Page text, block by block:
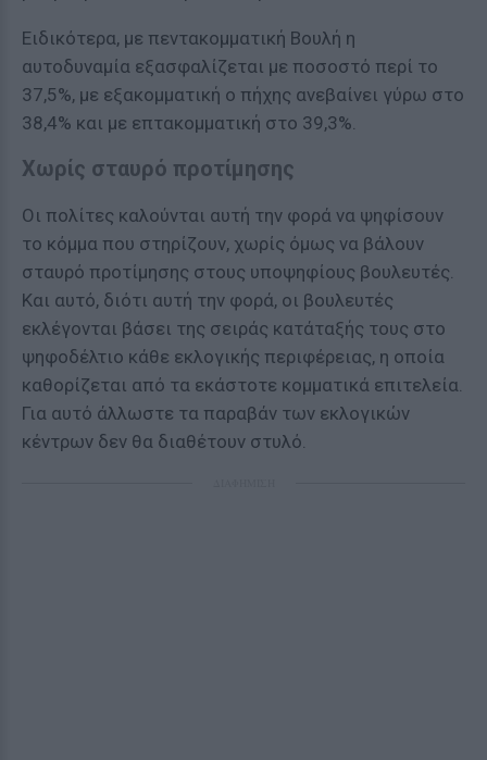
Ειδικότερα, με πεντακομματική Βουλή η
αυτοδυναμία εξασφαλίζεται με ποσοστό περί το
37,5%, με εξακομματική ο πήχης ανεβαίνει γύρω στο
38,4% και με επτακομματική στο 39,3%.
Χωρίς σταυρό προτίμησης
Οι πολίτες καλούνται αυτή την φορά να ψηφίσουν
το κόμμα που στηρίζουν, χωρίς όμως να βάλουν
σταυρό προτίμησης στους υποψηφίους βουλευτές.
Και αυτό, διότι αυτή την φορά, οι βουλευτές
εκλέγονται βάσει της σειράς κατάταξής τους στο
ψηφοδέλτιο κάθε εκλογικής περιφέρειας, η οποία
καθορίζεται από τα εκάστοτε κομματικά επιτελεία.
Για αυτό άλλωστε τα παραβάν των εκλογικών
κέντρων δεν θα διαθέτουν στυλό.